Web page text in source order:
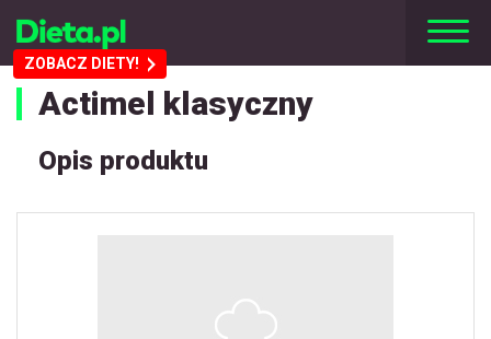
ZOBACZ DIETY!
Actimel klasyczny
Opis produktu